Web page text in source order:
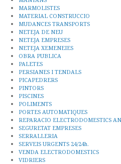
MARMOLISTES
MATERIAL CONSTRUCCIO
MUDANCES TRANSPORTS
NETEJA DE NEU
NETEJA EMPRESES
NETEJA XEMENEIES
OBRA PUBLICA
PALETES
PERSIANES I TENDALS
PICAPEDRERS
PINTORS
PISCINES
POLIMENTS
PORTES AUTOMATIQUES
REPARACIO ELECTRODOMESTICS
SEGURETAT EMPRESES
SERRALLERIA
SERVEIS URGENTS 24/24h.
VENDA ELECTRODOMESTICS
VIDRIERS